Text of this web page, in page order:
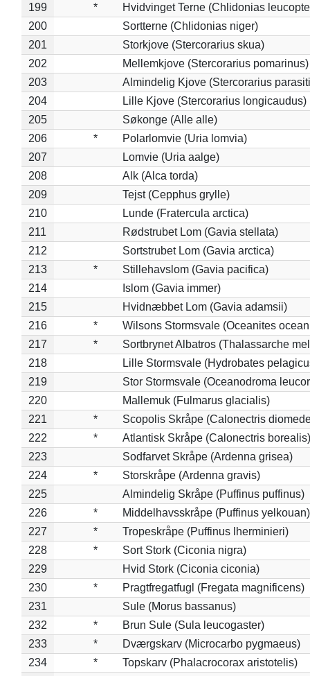
199
*
Hvidvinget Terne (Chlidonias
200
Sortterne (Chlidonias niger)
201
Storkjove (Stercorarius skua)
202
Mellemkjove (Stercorarius pomarinus)
203
Almindelig Kjove (Stercorarius
204
Lille Kjove (Stercorarius longicaudus)
205
Søkonge (Alle alle)
206
*
Polarlomvie (Uria lomvia)
207
Lomvie (Uria aalge)
208
Alk (Alca torda)
209
Tejst (Cepphus grylle)
210
Lunde (Fratercula arctica)
211
Rødstrubet Lom (Gavia stellata)
212
Sortstrubet Lom (Gavia arctica)
213
*
Stillehavslom (Gavia pacifica)
214
Islom (Gavia immer)
215
Hvidnæbbet Lom (Gavia adamsii)
216
*
Wilsons Stormsvale (Oceanites
217
*
Sortbrynet Albatros (Thalassarche
218
Lille Stormsvale (Hydrobates
219
Stor Stormsvale (Oceanodroma
220
Mallemuk (Fulmarus glacialis)
221
*
Scopolis Skråpe (Calonectris
222
*
Atlantisk Skråpe (Calonectris borealis)
223
Sodfarvet Skråpe (Ardenna grisea)
224
*
Storskråpe (Ardenna gravis)
225
Almindelig Skråpe (Puffinus puffinus)
226
*
Middelhavsskråpe (Puffinus yelkouan)
227
*
Tropeskråpe (Puffinus lherminieri)
228
*
Sort Stork (Ciconia nigra)
229
Hvid Stork (Ciconia ciconia)
230
*
Pragtfregatfugl (Fregata magnificens)
231
Sule (Morus bassanus)
232
*
Brun Sule (Sula leucogaster)
233
*
Dværgskarv (Microcarbo pygmaeus)
234
*
Topskarv (Phalacrocorax aristotelis)